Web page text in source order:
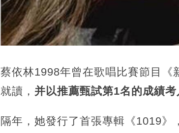
蔡依林1998年曾在歌唱比賽節目《
就讀， 并以推薦甄試第1名的成績
隔年，她發行了首張專輯《1019